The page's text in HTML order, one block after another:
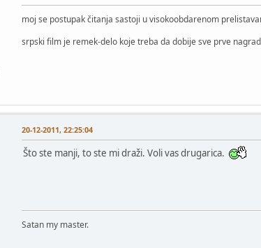
moj se postupak čitanja sastoji u visokoobdarenom
srpski film je remek-delo koje treba da dobije sve prve
20-12-2011, 22:25:04
Što ste manji, to ste mi draži. Voli vas drugarica.
Satan my master.